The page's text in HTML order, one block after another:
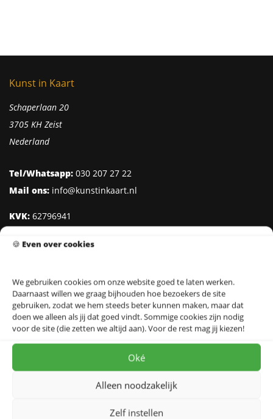
🍪 Even over cookies
We gebruiken cookies om onze website goed te laten werken.
Daarnaast willen we graag bijhouden hoe bezoekers de site
gebruiken, zodat we hem steeds beter kunnen maken, maar dat
doen we alleen als jij dat goed vindt. Sommige cookies zijn nodig
voor de site (die zetten we altijd aan). Voor de rest mag jij kiezen!
Oké
Alleen noodzakelijk
Zelf instellen
Kunst in Kaart
Schaperlaan 20
3705 KH Zeist
Nederland
Tel/Whatsapp: 030 207 27 22
Mail ons: info@kunstinkaart.nl
KVK: 62796941
IBAN:NL95 INGB 0006 8527 18
Klantenservice
Over Kunst in Kaart
Prijzen